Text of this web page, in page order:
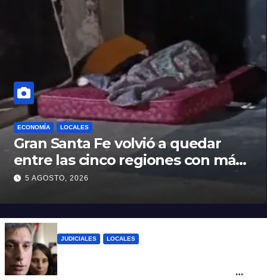
ECONOMÍA LOCALES
Gran Santa Fe volvió a quedar
entre las cinco regiones con más
pobreza del país
5 AGOSTO, 2026
JUDICIALES LOCALES